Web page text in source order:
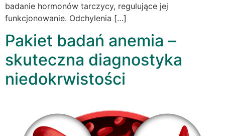
badanie hormonów tarczycy, regulujące jej
funkcjonowanie. Odchylenia […]
Pakiet badań anemia –
skuteczna diagnostyka
niedokrwistości